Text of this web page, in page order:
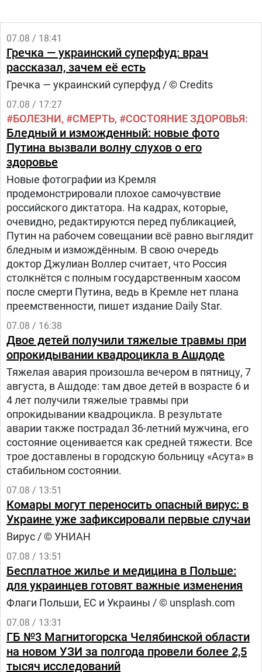
07.08 / 18:41
Гречка — украинский суперфуд: врач
рассказал, зачем её есть
Гречка — украинский суперфуд / © Credits
07.08 / 17:27
БОЛЕЗНИ СМЕРТЬ СОСТОЯНИЕ ЗДОРОВЬЯ
Бледный и изможденный: новые фото
Путина вызвали волну слухов о его
здоровье
Новые фотографии из Кремля
продемонстрировали плохое самочувствие
российского диктатора. На кадрах, которые,
очевидно, редактируются перед публикацией,
Путин на рабочем совещании всё равно выглядит
бледным и измождённым. В свою очередь
доктор Джулиан Воллер считает, что Россия
столкнётся с полным государственным хаосом
после смерти Путина, ведь в Кремле нет плана
преемственности, пишет издание Daily Star.
07.08 / 16:38
Двое детей получили тяжелые травмы при
опрокидывании квадроцикла в Ашдоде
Тяжелая авария произошла вечером в пятницу, 7
августа, в Ашдоде: там двое детей в возрасте 6 и
4 лет получили тяжелые травмы при
опрокидывании квадроцикла. В результате
аварии также пострадал 36-летний мужчина, его
состояние оценивается как средней тяжести. Все
трое доставлены в городскую больницу «Асута» в
стабильном состоянии.
07.08 / 13:51
Комары могут переносить опасный вирус: в
Украине уже зафиксировали первые случаи
Вирус / © УНИАН
07.08 / 13:51
Бесплатное жилье и медицина в Польше:
для украинцев готовят важные изменения
Флаги Польши, ЕС и Украины / © unsplash.com
07.08 / 13:31
ГБ №3 Магнитогорска Челябинской области
на новом УЗИ за полгода провели более 2,5
тысяч исследований